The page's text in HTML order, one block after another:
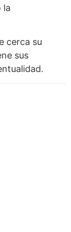
la
cerca su
sus